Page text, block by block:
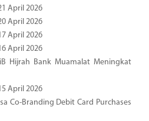
April 2026
April 2026
April 2026
April 2026
Hijrah Bank Muamalat Meningkat
April 2026
Co-Branding Debit Card Purchases